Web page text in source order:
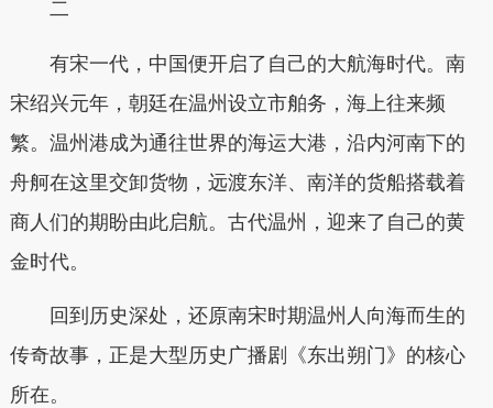
二
有宋一代，中国便开启了自己的大航海时代。南
宋绍兴元年，朝廷在温州设立市舶务，海上往来频
繁。温州港成为通往世界的海运大港，沿内河南下的
舟舸在这里交卸货物，远渡东洋、南洋的货船搭载着
商人们的期盼由此启航。古代温州，迎来了自己的黄
金时代。
回到历史深处，还原南宋时期温州人向海而生的
传奇故事，正是大型历史广播剧《东出朔门》的核心
所在。